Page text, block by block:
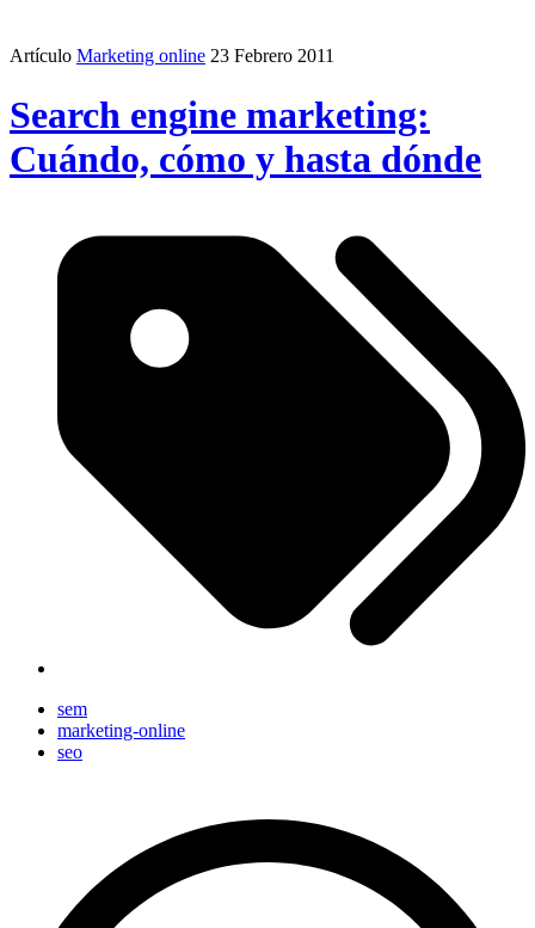
Artículo Marketing online 23 Febrero 2011
Search engine marketing:
Cuándo, cómo y hasta dónde
sem
marketing-online
seo